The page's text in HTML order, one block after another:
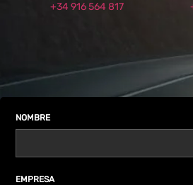
+34 916 564 817
NOMBRE
EMPRESA